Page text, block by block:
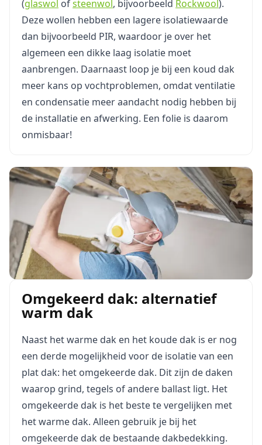
(glaswol ofsteenwol , bijvoorbeeld Rockwool ).
Deze wollen hebben een lagere isolatiewaarde
dan bijvoorbeeld PIR, waardoor je over het
algemeen een dikke laag isolatie moet
aanbrengen. Daarnaast loop je bij een koud dak
meer kans op vochtproblemen, omdat ventilatie
en condensatie meer aandacht nodig hebben bij
de installatie en afwerking. Een folie is daarom
onmisbaar!
Omgekeerd dak: alternatief
warm dak
Naast het warme dak en het koude dak is er nog
een derde mogelijkheid voor de isolatie van een
plat dak: het omgekeerde dak. Dit zijn de daken
waarop grind, tegels of andere ballast ligt. Het
omgekeerde dak is het beste te vergelijken met
het warme dak. Alleen gebruik je bij het
omgekeerde dak de bestaande dakbedekking.